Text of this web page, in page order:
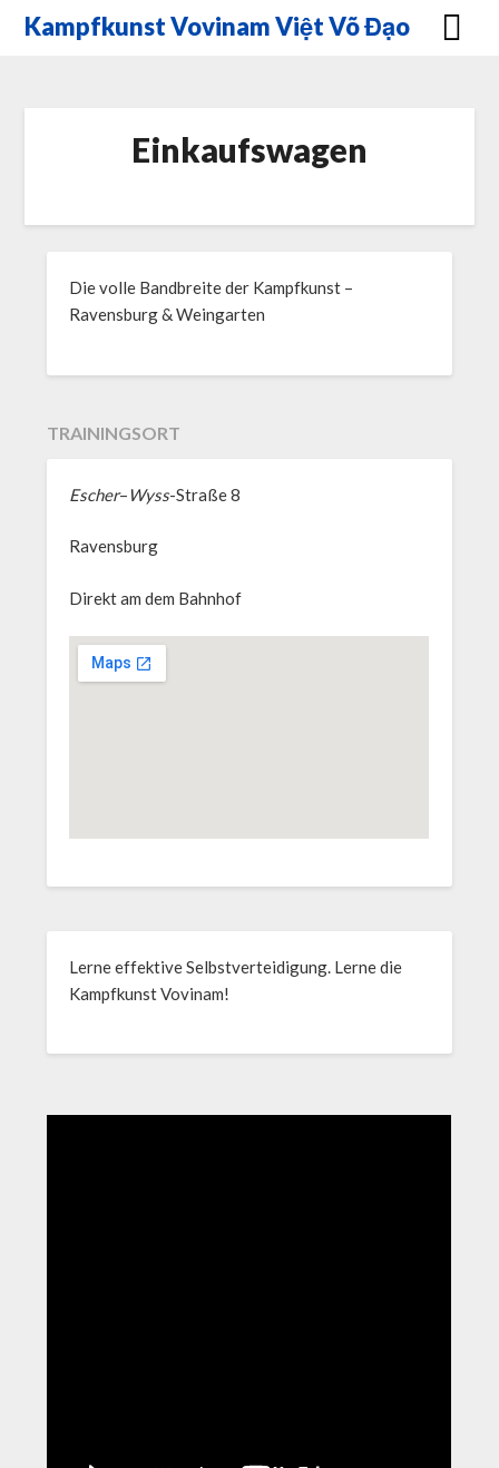
SkipKampfkunst Vovinam Việt Võ Đạo
Einkaufswagen
Die volle Bandbreite der Kampfkunst –
Ravensburg & Weingarten
TRAININGSORT
Escher–Wyss-Straße 8
Ravensburg
Direkt am dem Bahnhof
Lerne effektive Selbstverteidigung. Lerne die
Kampfkunst Vovinam!